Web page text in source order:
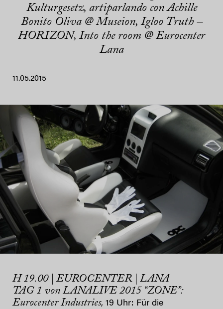
Kulturgesetz, artiparlando con Achille
Bonito Oliva @ Museion, Igloo Truth –
HORIZON, Into the room @ Eurocenter
Lana
11.05.2015
H 19.00 | EUROCENTER | LANA
TAG 1 von LANALIVE 2015 “ZONE”:
Eurocenter Industries, 19 Uhr: Für die